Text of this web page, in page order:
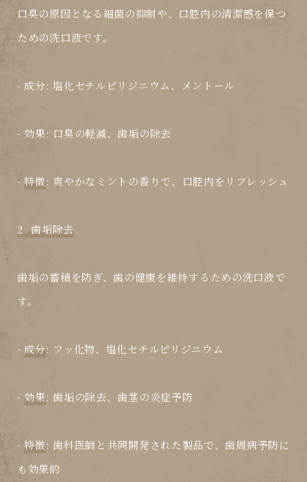
口臭の原因となる細菌の抑制や、口腔内の清潔感を保つ
ための洗口液です。
- 成分: 塩化セチルピリジニウム、メントール
-効果: 口臭の軽減、歯垢の除去
-特徴: 爽やかなミントの香りで、口腔内をリフレッシュ
2. 歯垢除去
歯垢の蓄積を防ぎ、歯の健康を維持するための洗口液で
す。
- 成分: フッ化物、塩化セチルピリジニウム
-効果: 歯垢の除去、歯茎の炎症予防
-特徴: 歯科医師と共同開発された製品で、歯周病予防に
も効果的